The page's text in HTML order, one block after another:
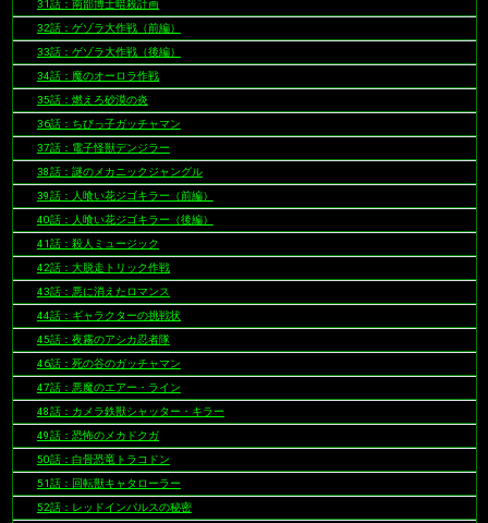
31話：南部博士暗殺計画
32話：ゲゾラ大作戦（前編）
33話：ゲゾラ大作戦（後編）
34話：魔のオーロラ作戦
35話：燃えろ砂漠の炎
36話：ちびっ子ガッチャマン
37話：電子怪獣デンジラー
38話：謎のメカニックジャングル
39話：人喰い花ジゴキラー（前編）
40話：人喰い花ジゴキラー（後編）
41話：殺人ミュージック
42話：大脱走トリック作戦
43話：悪に消えたロマンス
44話：ギャラクターの挑戦状
45話：夜霧のアシカ忍者隊
46話：死の谷のガッチャマン
47話：悪魔のエアー・ライン
48話：カメラ鉄獣シャッター・キラー
49話：恐怖のメカドクガ
50話：白骨恐竜トラコドン
51話：回転獣キャタローラー
52話：レッドインパルスの秘密